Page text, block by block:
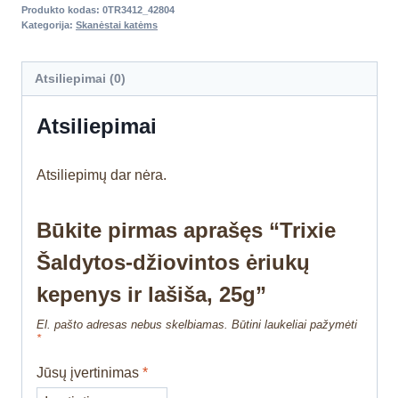
Produkto kodas: 0TR3412_42804
Kategorija: Skanėstai katėms
Atsiliepimai (0)
Atsiliepimai
Atsiliepimų dar nėra.
Būkite pirmas aprašęs “Trixie
Šaldytos-džiovintos ėriukų
kepenys ir lašiša, 25g”
El. pašto adresas nebus skelbiamas. Būtini laukeliai pažymėti
*
Jūsų įvertinimas *